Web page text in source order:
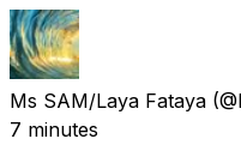
Ms SAM/Laya Fataya
7 minutes